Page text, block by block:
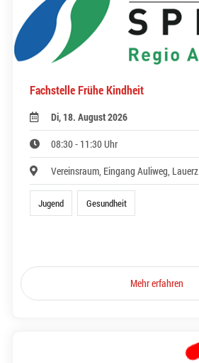
Fachstelle Frühe Kindheit
Di, 18. August 2026
08:30 - 11:30 Uhr
Vereinsraum, Eingang Auliweg, Lauerz
Jugend Gesundheit
Mehr erfahren